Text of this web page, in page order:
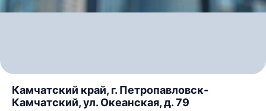
Камчатский край, г. Петропавловск-
Камчатский, ул. Океанская, д. 79